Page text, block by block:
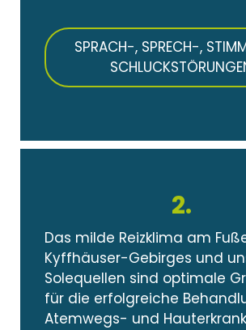
SPRACH-, SPRECH-,
2.
Das milde Reizklima am
Kyffhäuser-Gebirges und
Solequellen sind optimale
für die erfolgreiche
Atemwegs- und